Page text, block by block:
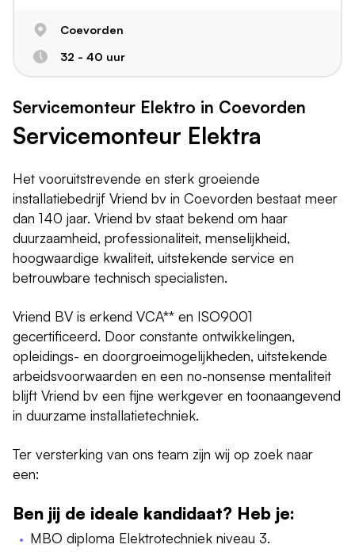
Coevorden
32 - 40 uur
Servicemonteur Elektro in Coevorden
Servicemonteur Elektra
Het vooruitstrevende en sterk groeiende
installatiebedrijf Vriend bv in Coevorden bestaat meer
dan 140 jaar. Vriend bv staat bekend om haar
duurzaamheid, professionaliteit, menselijkheid,
hoogwaardige kwaliteit, uitstekende service en
betrouwbare technisch specialisten.
Vriend BV is erkend VCA** en ISO9001
gecertificeerd. Door constante ontwikkelingen,
opleidings- en doorgroeimogelijkheden, uitstekende
arbeidsvoorwaarden en een no-nonsense mentaliteit
blijft Vriend bv een fijne werkgever en toonaangevend
in duurzame installatietechniek.
Ter versterking van ons team zijn wij op zoek naar
een:
Ben jij de ideale kandidaat? Heb je:
MBO diploma Elektrotechniek niveau 3.